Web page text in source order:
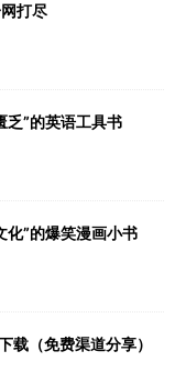
打尽
乏”的英语工具书
化”的爆笑漫画小书
（免费渠道分享）